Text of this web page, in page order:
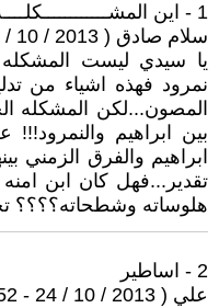
1 - اين المشــــــــــــكلــــة؟
سلام صادق ( 2013 / 10 / 24 - 04:40 )
يا سيدي ليست المشكله
نمرود فهذه اشياء من
المصون...لكن المشكله
بين ابراهيم
تقدير...فهل كان ابن
هلوساته وشطحاته؟؟؟؟
2 - اساطير
علي ( 2013 / 10 / 24 - 21:52 )